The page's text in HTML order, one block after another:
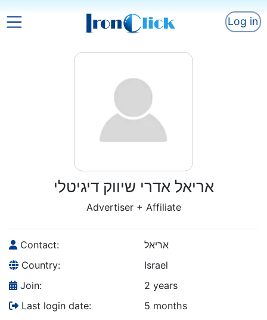
Log in
אריאל אדרי שיווק דיגיטלי
Advertiser + Affiliate
Contact:
אריאל
Country:
Israel
Join:
2 years
Last login date:
5 months